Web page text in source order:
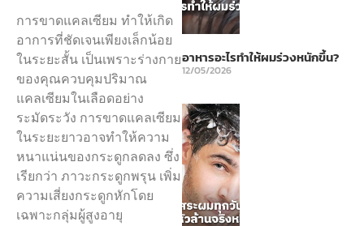
การขาดแคลเซียม ทำให้เกิด
อาการที่ชัดเจนเพียงเล็กน้อย
ในระยะสั้น เป็นเพราะร่างกาย
ของคุณควบคุมปริมาณ
แคลเซียมในเลือดอย่าง
ระมัดระวัง การขาดแคลเซียม
ในระยะยาวอาจทำให้ความ
หนาแน่นของกระดูกลดลง ซึ่ง
เรียกว่า ภาวะกระดูกพรุน เพิ่ม
ความเสี่ยงกระดูกหักโดย
เฉพาะกลุ่มผู้สูงอายุ
อาหารอะไรทำให้ผมร่วงหนักขึ้น?
12/05/2026